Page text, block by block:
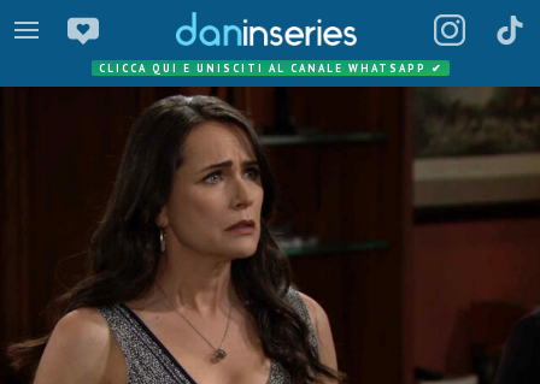
CLICCA QUI E UNISCITI AL CANALE WHATSAPP ✔